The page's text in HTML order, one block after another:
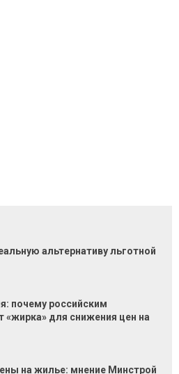
альтернативу льготной
почему российским
«жирка» для снижения цен на
на жилье: мнение Минстрой